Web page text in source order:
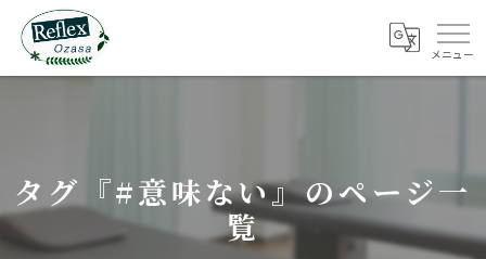
タグ『#意味ない』のページ一
覧